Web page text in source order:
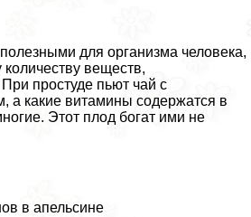
для организма человека,
веществ,
простуде пьют чай с
а какие витамины содержатся в
Этот плод богат ими не
в апельсине